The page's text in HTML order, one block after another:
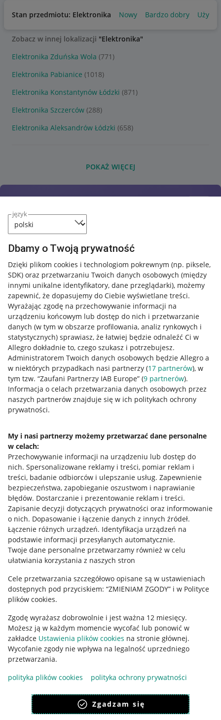
język
Dbamy o Twoją prywatność
Dzięki plikom cookies i technologiom pokrewnym (np. piksele,
SDK) oraz przetwarzaniu Twoich danych osobowych (między
innymi unikalne identyfikatory, dane przeglądarki), możemy
zapewnić, że dopasujemy do Ciebie wyświetlane treści.
Wyrażając zgodę na przechowywanie informacji na
urządzeniu końcowym lub dostęp do nich i przetwarzanie
danych (w tym w obszarze profilowania, analiz rynkowych i
statystycznych) sprawiasz, że łatwiej będzie odnaleźć Ci w
Allegro dokładnie to, czego szukasz i potrzebujesz.
Administratorem Twoich danych osobowych będzie Allegro a
w niektórych przypadkach nasi partnerzy (17 partnerów), w
tym tzw. “Zaufani Partnerzy IAB Europe” (9 partnerów).
Informacja o celach przetwarzania danych osobowych przez
naszych partnerów znajduje się w ich politykach ochrony
prywatności.
My i nasi partnerzy możemy przetwarzać dane personalne
w celach:
Przechowywanie informacji na urządzeniu lub dostęp do
nich. Spersonalizowane reklamy i treści, pomiar reklam i
treści, badanie odbiorców i ulepszanie usług. Zapewnienie
bezpieczeństwa, zapobieganie oszustwom i naprawianie
błędów. Dostarczanie i prezentowanie reklam i treści.
Zapisanie decyzji dotyczących prywatności oraz informowanie
o nich. Dopasowanie i łączenie danych z innych źródeł.
Łączenie różnych urządzeń. Identyfikacja urządzeń na
podstawie informacji przesyłanych automatycznie.
Twoje dane personalne przetwarzamy również w celu
ułatwiania korzystania z naszych stron
Cele przetwarzania szczegółowo opisane są w ustawieniach
dostępnych pod przyciskiem: “ZMIENIAM ZGODY” i w Polityce
plików cookies.
Zgodę wyrażasz dobrowolnie i jest ważna 12 miesięcy.
Możesz ją w każdym momencie wycofać lub ponowić w
zakładce Ustawienia plików cookies na stronie głównej.
Wycofanie zgody nie wpływa na legalność uprzedniego
przetwarzania.
polityka plików cookies
polityka ochrony prywatności
Zgadzam się
Stan przedmiotu: Elektronika Nowy Bardzo dobry
Zobacz w innej lokalizacji "Elektronika"
Elektronika Zduńska Wola (771)
Elektronika Pabianice (1018)
Elektronika Konstantynów Łódzki (871)
Elektronika Szczerców (288)
Elektronika Aleksandrów Łódzki (658)
POKAŻ WIĘCEJ
Nawigacja
Przydatne informacje
Jak to działa
Allegro Gadane dla sprzedających
Allegro Gadane dla kupujących
Mapa miejscowości
Informacje prawne
Regulamin
Polityka plików "cookies"
Ustawienia plików "cookies"
Udostępnianie lokalizacji
Informacje dla Aktu o Usługach Cyfrowych
Pobierz aplikację